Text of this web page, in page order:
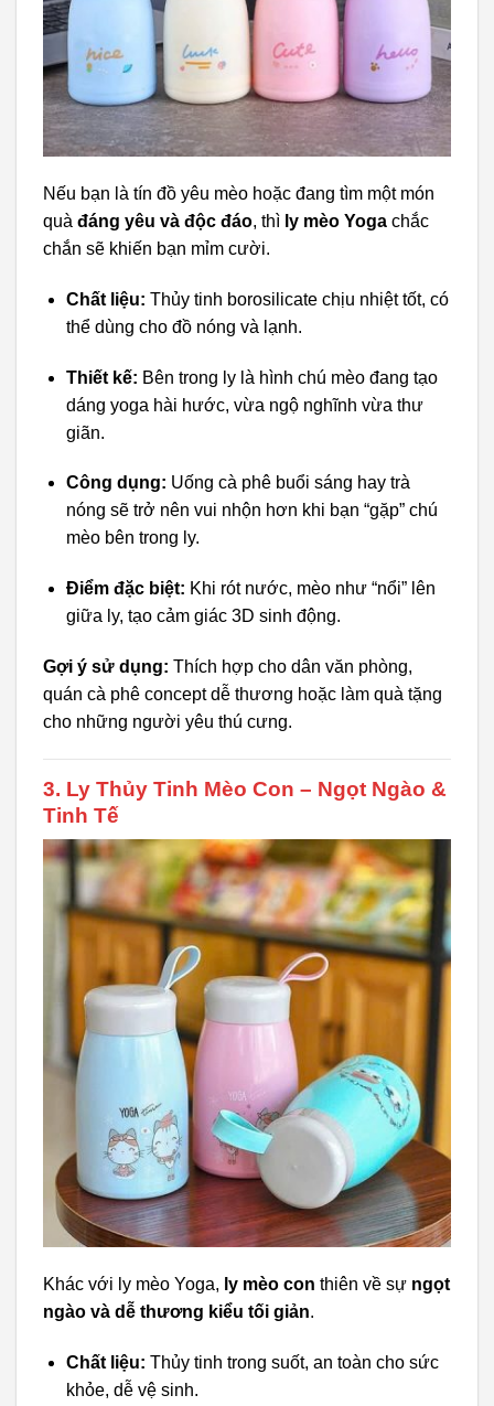
Nếu bạn là tín đồ yêu mèo hoặc đang tìm một món
quà đáng yêu và độc đáo, thì ly mèo Yoga chắc
chắn sẽ khiến bạn mỉm cười.
Chất liệu: Thủy tinh borosilicate chịu nhiệt tốt, có
thể dùng cho đồ nóng và lạnh.
Thiết kế: Bên trong ly là hình chú mèo đang tạo
dáng yoga hài hước, vừa ngộ nghĩnh vừa thư
giãn.
Công dụng: Uống cà phê buổi sáng hay trà
nóng sẽ trở nên vui nhộn hơn khi bạn “gặp” chú
mèo bên trong ly.
Điểm đặc biệt: Khi rót nước, mèo như “nổi” lên
giữa ly, tạo cảm giác 3D sinh động.
Gợi ý sử dụng: Thích hợp cho dân văn phòng,
quán cà phê concept dễ thương hoặc làm quà tặng
cho những người yêu thú cưng.
3. Ly Thủy Tinh Mèo Con – Ngọt Ngào &
Tinh Tế
Khác với ly mèo Yoga, ly mèo con thiên về sự ngọt
ngào và dễ thương kiểu tối giản.
Chất liệu: Thủy tinh trong suốt, an toàn cho sức
khỏe, dễ vệ sinh.